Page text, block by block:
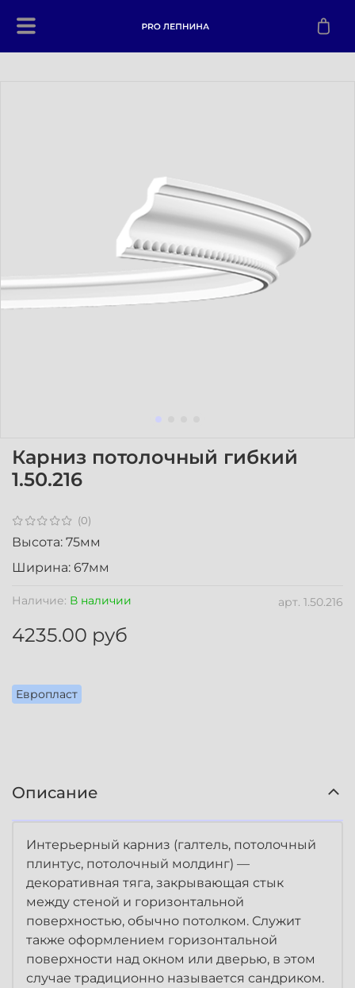
(0)
арт. 1.50.216
Наличие: В наличии
Европласт
Карниз потолочный гибкий
1.50.216
4235.00 руб
Высота: 75мм
Ширина: 67мм
Описание
Интерьерный карниз (галтель, потолочный
плинтус, потолочный молдинг) —
декоративная тяга, закрывающая стык
между стеной и горизонтальной
поверхностью, обычно потолком. Служит
также оформлением горизонтальной
поверхности над окном или дверью, в этом
случае традиционно называется сандриком.